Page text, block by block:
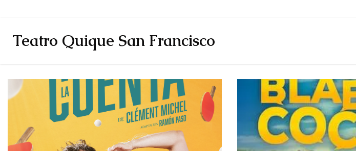
Teatro Quique San Francisco